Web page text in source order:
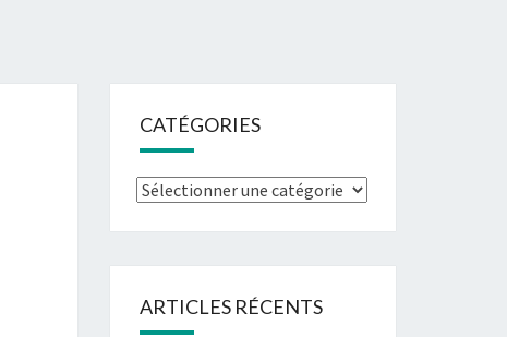
CATÉGORIES
Catégories
ARTICLES RÉCENTS